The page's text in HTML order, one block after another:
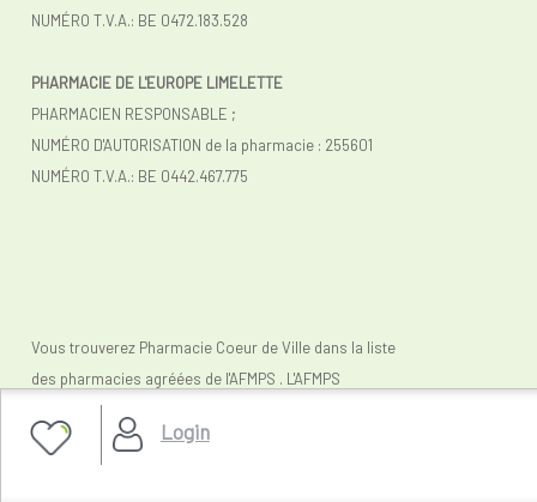
Login
NUMÉRO T.V.A.: BE 0472.183.528
PHARMACIE DE L'EUROPE LIMELETTE
PHARMACIEN RESPONSABLE ;
NUMÉRO D'AUTORISATION de la pharmacie : 255601
NUMÉRO T.V.A.: BE 0442.467.775
Vous trouverez Pharmacie Coeur de Ville dans la liste
des pharmacies agréées de l'AFMPS . L'AFMPS
www.fagg-afmps.be)
pharmacies belges (en ligne).